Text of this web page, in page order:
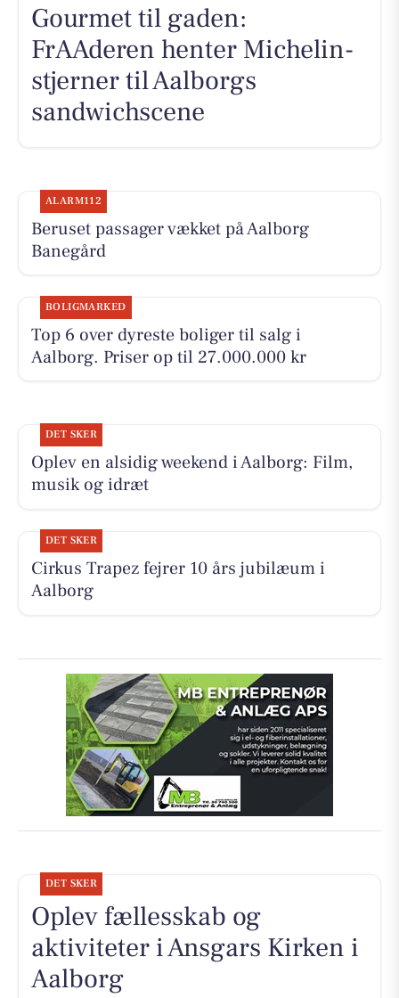
Gourmet til gaden:
FrAAderen henter Michelin-
stjerner til Aalborgs
sandwichscene
ALARM112
Beruset passager vækket på Aalborg
Banegård
BOLIGMARKED
Top 6 over dyreste boliger til salg i
Aalborg. Priser op til 27.000.000 kr
DET SKER
Oplev en alsidig weekend i Aalborg: Film,
musik og idræt
DET SKER
Cirkus Trapez fejrer 10 års jubilæum i
Aalborg
DET SKER
Oplev fællesskab og
aktiviteter i Ansgars Kirken i
Aalborg